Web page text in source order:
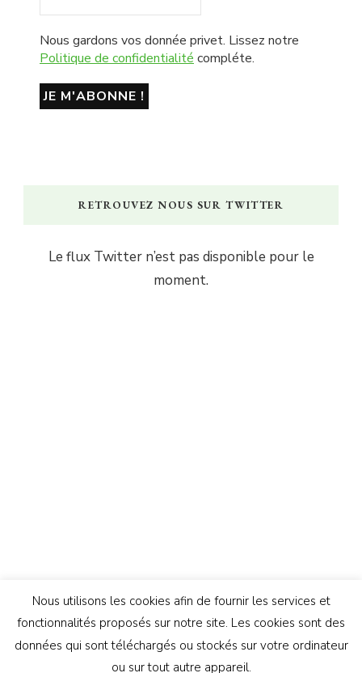
Nous gardons vos donnée privet. Lissez notre
Politique de confidentialité compléte.
RETROUVEZ NOUS SUR TWITTER
Le flux Twitter n’est pas disponible pour le
moment.
Nous utilisons les cookies afin de fournir les services et
fonctionnalités proposés sur notre site. Les cookies sont des
données qui sont téléchargés ou stockés sur votre ordinateur
ou sur tout autre appareil.